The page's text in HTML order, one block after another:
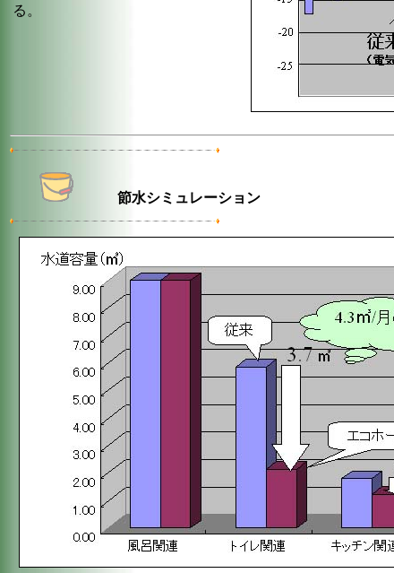
る。
節水シミュレーション